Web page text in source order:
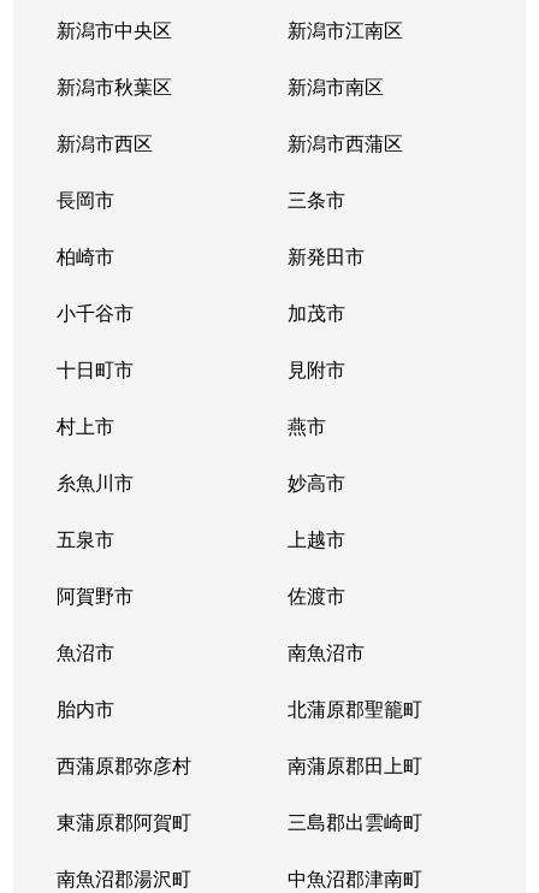
新潟市中央区 新潟市江南区
新潟市秋葉区 新潟市南区
新潟市西区 新潟市西蒲区
長岡市 三条市
柏崎市 新発田市
小千谷市 加茂市
十日町市 見附市
村上市 燕市
糸魚川市 妙高市
五泉市 上越市
阿賀野市 佐渡市
魚沼市 南魚沼市
胎内市 北蒲原郡聖籠町
西蒲原郡弥彦村 南蒲原郡田上町
東蒲原郡阿賀町 三島郡出雲崎町
南魚沼郡湯沢町 中魚沼郡津南町